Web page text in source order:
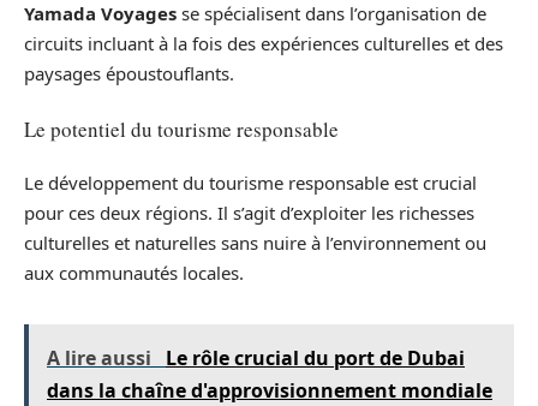
Yamada Voyages se spécialisent dans l’organisation de
circuits incluant à la fois des expériences culturelles et des
paysages époustouflants.
Le potentiel du tourisme responsable
Le développement du tourisme responsable est crucial
pour ces deux régions. Il s’agit d’exploiter les richesses
culturelles et naturelles sans nuire à l’environnement ou
aux communautés locales.
A lire aussi
Le rôle crucial du port de Dubai
dans la chaîne d'approvisionnement mondiale